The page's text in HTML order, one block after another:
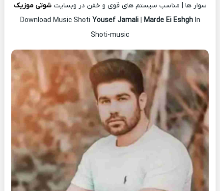
سوار ها | مناسب سیستم های قوی و خفن در وبسایتشوتی موزیک
Download Music Shoti Yousef Jamali| Marde Ei EshghIn
Shoti-music